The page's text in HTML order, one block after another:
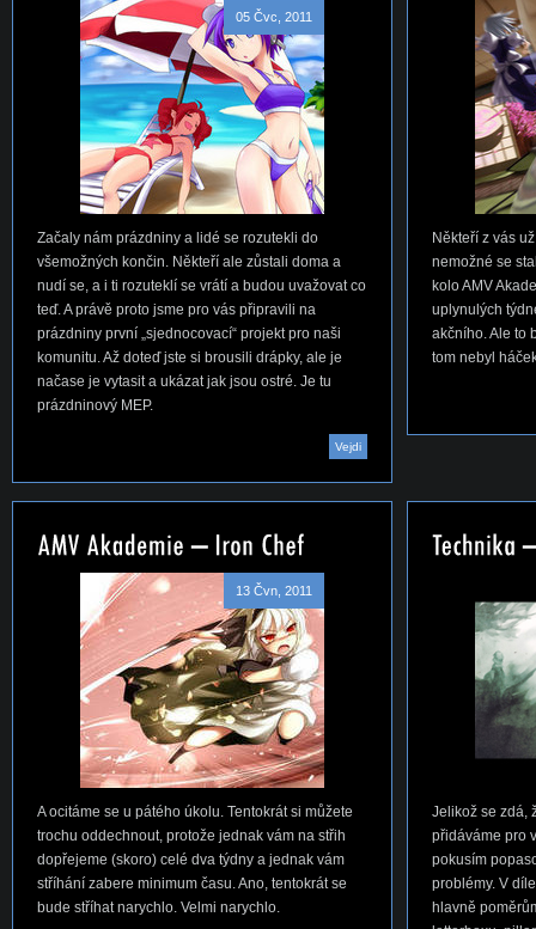
05 Čvc, 2011
Začaly nám prázdniny a lidé se rozutekli do
všemožných končin. Někteří ale zůstali doma a
nudí se, a i ti rozuteklí se vrátí a budou uvažovat co
teď. A právě proto jsme pro vás připravili na
prázdniny první „sjednocovací“ projekt pro naši
komunitu. Až doteď jste si brousili drápky, ale je
načase je vytasit a ukázat jak jsou ostré. Je tu
prázdninový MEP.
Vejdi
Někteří z vás
nemožné se
kolo AMV
uplynulých
akčního. Ale to
tom nebyl
13 Čvn, 2011
A ocitáme se u pátého úkolu. Tentokrát si můžete
trochu oddechnout, protože jednak vám na střih
dopřejeme (skoro) celé dva týdny a jednak vám
stříhání zabere minimum času. Ano, tentokrát se
bude stříhat narychlo. Velmi narychlo.
Jelikož se zdá,
přidáváme pro
pokusím
problémy. V
hlavně